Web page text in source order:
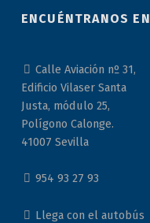
ENCUÉNTRANOS EN
Calle Aviación nº 31,
Edificio Vilaser Santa
Justa, módulo 25,
Polígono Calonge.
41007 Sevilla
954 93 27 93
Llega con el autobús